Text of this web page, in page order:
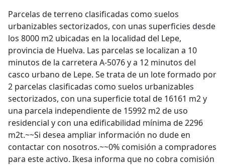
Parcelas de terreno clasificadas como suelos
urbanizables sectorizados, con unas superficies desde
los 8000 m2 ubicadas en la localidad del Lepe,
provincia de Huelva. Las parcelas se localizan a 10
minutos de la carretera A-5076 y a 12 minutos del
casco urbano de Lepe. Se trata de un lote formado por
2 parcelas clasificadas como suelos urbanizables
sectorizados, con una superficie total de 16161 m2 y
una parcela independiente de 15992 m2 de uso
residencial y con una edificabilidad mínima de 2296
m2t.~~Si desea ampliar información no dude en
contactar con nosotros.~~0% comisión a compradores
para este activo. Ikesa informa que no cobra comisión